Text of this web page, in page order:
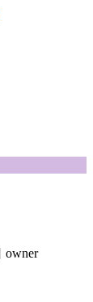
owner